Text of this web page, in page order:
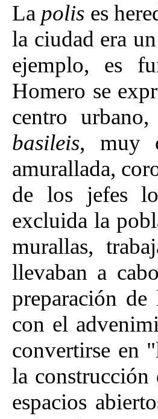
La polis es
la ciudad era
ejemplo, es
Homero se
centro urbano,
basileis, muy
amurallada,
de los jefes
excluida la
murallas,
llevaban a
preparación
con el
convertirse en
la construcción
espacios